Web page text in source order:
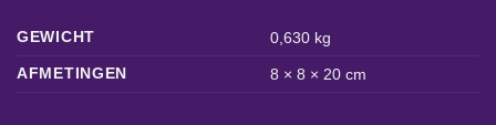
GEWICHT
0,630 kg
AFMETINGEN
8 × 8 × 20 cm